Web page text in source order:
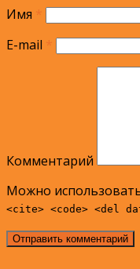
Имя *
E-mail *
Комментарий
Можно
<cite> <code> <del